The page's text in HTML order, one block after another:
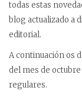
todas estas
blog actualizado a
editorial.
A continuación os
del mes de
regulares.